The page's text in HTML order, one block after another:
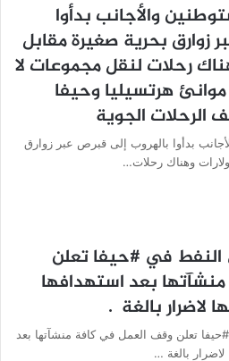
والأجانب بدأوا
زوارق بحرية صغيرة مقابل
رحلات لنقل مجموعات لا
من موانئ هرتسيليا وحيفا
الجوية
بدأوا بالهروب إلى قبرص عبر زوارق
وهناك رحلات…
في #حيفا تعلن
بعد استهدافها
لاضرار بالغة .
تعلن وقف العمل في كافة منشآتها بعد
لاضرار بالغة …